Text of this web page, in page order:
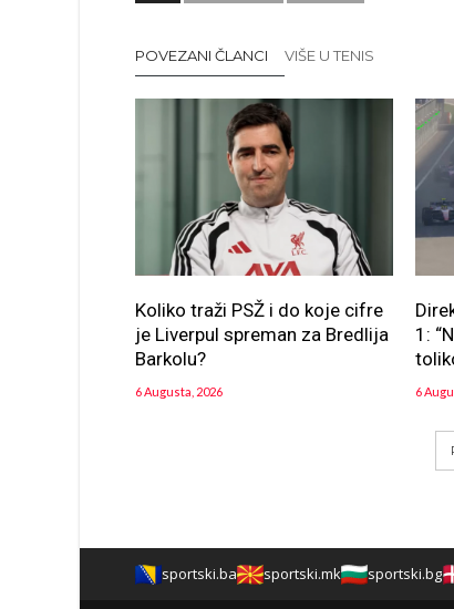
POVEZANI ČLANCI VIŠE U TENIS
Koliko traži PSŽ i do koje cifre
je Liverpul spreman za Bredlija
Barkolu?
6 Augusta, 2026
1:
6
sportski.ba sportski.mk sportski.bg